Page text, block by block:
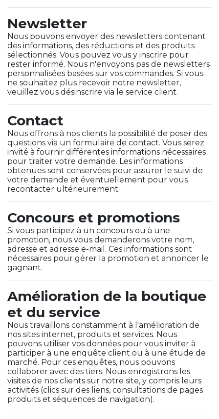
Newsletter
Nous pouvons envoyer des newsletters contenant
des informations, des réductions et des produits
sélectionnés. Vous pouvez vous y inscrire pour
rester informé. Nous n'envoyons pas de newsletters
personnalisées basées sur vos commandes. Si vous
ne souhaitez plus recevoir notre newsletter,
veuillez vous désinscrire via le service client.
Contact
Nous offrons à nos clients la possibilité de poser des
questions via un formulaire de contact. Vous serez
invité à fournir différentes informations nécessaires
pour traiter votre demande. Les informations
obtenues sont conservées pour assurer le suivi de
votre demande et éventuellement pour vous
recontacter ultérieurement.
Concours et promotions
Si vous participez à un concours ou à une
promotion, nous vous demanderons votre nom,
adresse et adresse e-mail. Ces informations sont
nécessaires pour gérer la promotion et annoncer le
gagnant.
Amélioration de la boutique
et du service
Nous travaillons constamment à l'amélioration de
nos sites internet, produits et services. Nous
pouvons utiliser vos données pour vous inviter à
participer à une enquête client ou à une étude de
marché. Pour ces enquêtes, nous pouvons
collaborer avec des tiers. Nous enregistrons les
visites de nos clients sur notre site, y compris leurs
activités (clics sur des liens, consultations de pages
produits et séquences de navigation).